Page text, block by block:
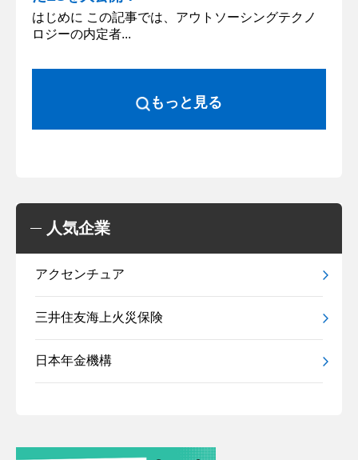
はじめに この記事では、アウトソーシングテクノ
ロジーの内定者...
もっと見る
人気企業
アクセンチュア
三井住友海上火災保険
日本年金機構